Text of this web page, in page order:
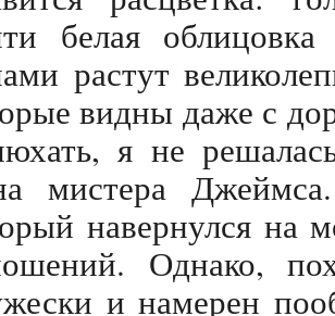
белая
растут
видны даже с
я не
мистера
навернулся на
Однако,
и намерен